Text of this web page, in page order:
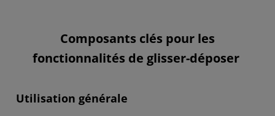
Composants clés pour les
fonctionnalités de glisser-déposer
Utilisation générale